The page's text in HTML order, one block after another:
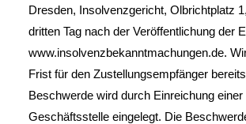
Dresden, Insolvenzgericht, Olbrichtplatz
dritten Tag nach der Veröffentlichung der
www.insolvenzbekanntmachungen.de.
Frist für den Zustellungsempfänger
Beschwerde wird durch Einreichung
Geschäftsstelle eingelegt. Die